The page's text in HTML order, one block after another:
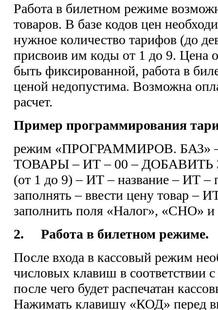
Работа в билетном режиме
товаров. В базе кодов цен
нужное количество тарифов (до
присвоив им коды от 1 до 9. Цена
быть фиксированной, работа в
ценой недопустима. Возможна
расчет.
Пример программирования
режим «ПРОГРАММИРОВ. БАЗ»
ТОВАРЫ – ИТ – 00 – ДОБАВИТЬ
(от 1 до 9) – ИТ – название – ИТ
заполнять – ввести цену товар –
заполнить поля «Налог», «СНО» и
2. Работа в билетном режиме.
После входа в кассовый режим
числовых клавиш в соответствии
после чего будет распечатан
Нажимать клавишу «КОД» перед